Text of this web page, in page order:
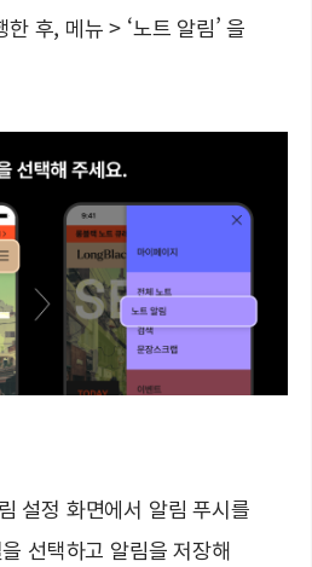
후, 메뉴 > ‘노트 알림’ 을
설정 화면에서 알림 푸시를
선택하고 알림을 저장해